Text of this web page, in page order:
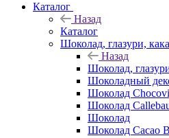
Каталог
Назад
Каталог
Шоколад, глазури,
Назад
Шоколад,
Шоколадный
Шоколад
Шоколад
Шоколад
Шоколад Cacao